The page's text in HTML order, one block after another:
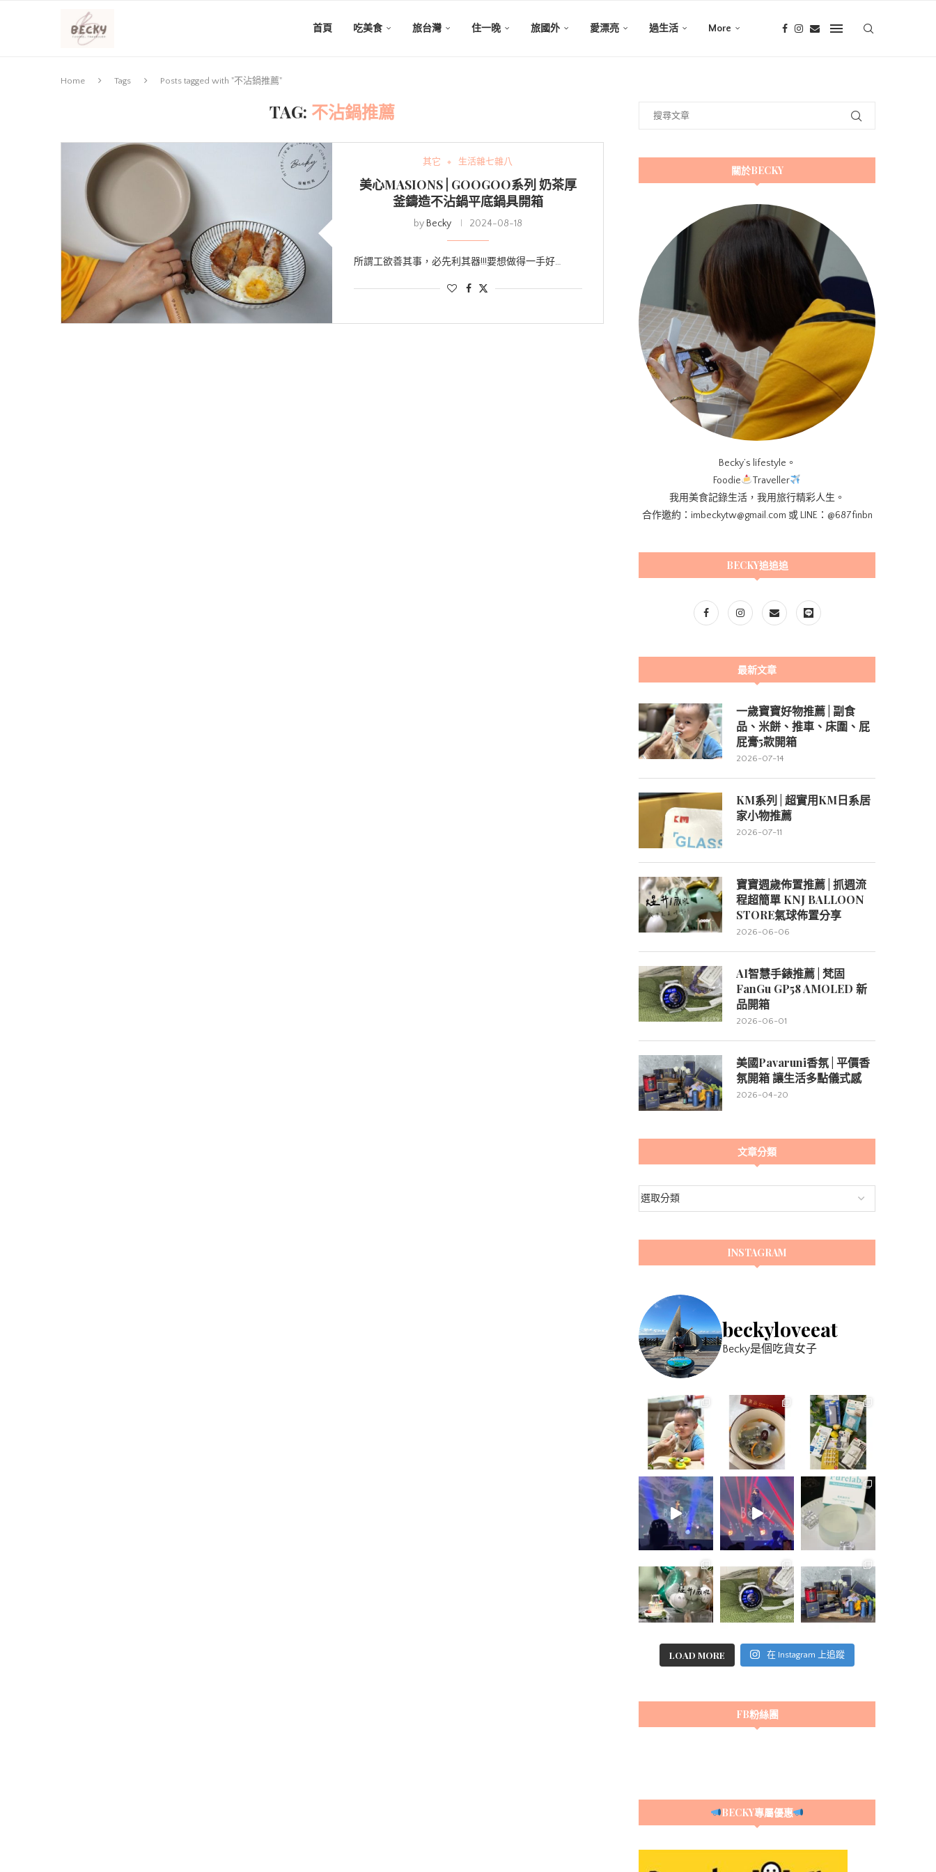
首頁 吃美食 旅台灣 住一晚 旅國外 愛漂亮 過生活 More
Home Tags Posts tagged with "不沾鍋推薦"
TAG: 不沾鍋推薦
其它 生活雜七雜八
美心MASIONS | GOOGOO系列 奶茶厚
釜鑄造不沾鍋平底鍋具開箱
by Becky 2024-08-18
所謂工欲善其事，必先利其器!!!要想做得一手好…
關於BECKY
Becky’s lifestyle。
Foodie
Traveller
我用美食記錄生活，我用旅行精彩人生。
合作邀約：imbeckytw@gmail.com 或 LINE：@687finbn
BECKY追追追
最新文章
一歲寶寶好物推薦 | 副食
品、米餅、推車、床圍、屁
屁膏5款開箱
2026-07-14
KM系列 | 超實用KM日系居
家小物推薦
2026-07-11
寶寶週歲佈置推薦 | 抓週流
程超簡單 KNJ BALLOON
STORE氣球佈置分享
2026-06-06
AI智慧手錶推薦 | 梵固
FanGu GP58 AMOLED 新
品開箱
2026-06-01
美國Pavaruni香氛 | 平價香
氛開箱 讓生活多點儀式感
2026-04-20
文章分類
INSTAGRAM
beckyloveeat
Becky是個吃貨女子
LOAD MORE 在 Instagram 上追蹤
FB粉絲團
BECKY專屬優惠